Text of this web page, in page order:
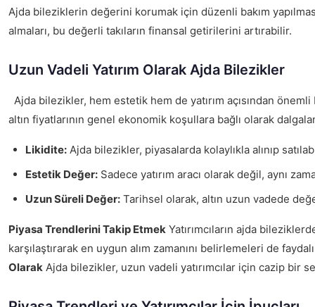
Ajda bileziklerin değerini korumak için düzenli bakım
almaları, bu değerli takıların finansal getirilerini artırabilir.
Uzun Vadeli Yatırım Olarak Ajda Bilezikler
Ajda bilezikler, hem estetik hem de yatırım açısından
altın fiyatlarının genel ekonomik koşullara bağlı olarak
Likidite: Ajda bilezikler, piyasalarda kolaylıkla alınıp
Estetik Değer: Sadece yatırım aracı olarak değil, aynı
Uzun Süreli Değer: Tarihsel olarak, altın uzun vadede
Piyasa Trendlerini Takip Etmek Yatırımcıların ajda
karşılaştırarak en uygun alım zamanını belirlemeleri de
Olarak Ajda bilezikler, uzun vadeli yatırımcılar için cazip bir